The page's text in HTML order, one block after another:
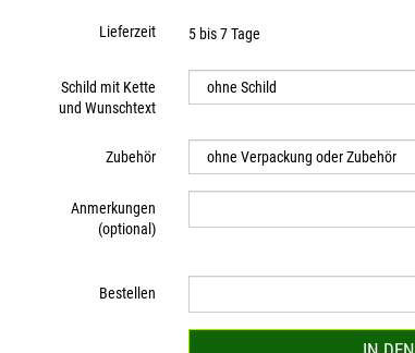
Lieferzeit 5 bis 7 Tage
Schild mit Kette
und Wunschtext
Zubehör
Anmerkungen
(optional)
Bestellen